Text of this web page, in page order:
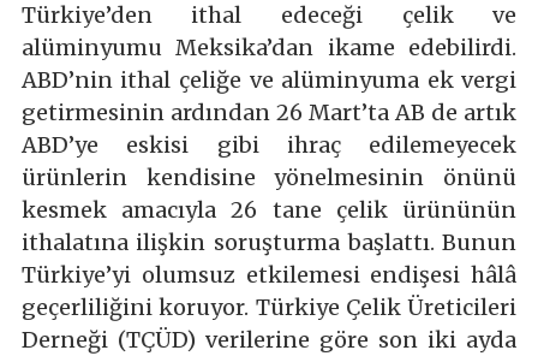
Türkiye’den ithal edeceği çelik ve
alüminyumu Meksika’dan ikame edebilirdi.
ABD’nin ithal çeliğe ve alüminyuma ek vergi
getirmesinin ardından 26 Mart’ta AB de artık
ABD’ye eskisi gibi ihraç edilemeyecek
ürünlerin kendisine yönelmesinin önünü
kesmek amacıyla 26 tane çelik ürününün
ithalatına ilişkin soruşturma başlattı. Bunun
Türkiye’yi olumsuz etkilemesi endişesi hâlâ
geçerliliğini koruyor. Türkiye Çelik Üreticileri
Derneği (TÇÜD) verilerine göre son iki ayda